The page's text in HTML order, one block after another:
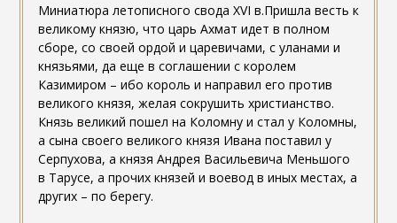
Миниатюра летописного свода XVI в.Пришла весть к
великому князю, что царь Ахмат идет в полном
сборе, со своей ордой и царевичами, с уланами и
князьями, да еще в соглашении с королем
Казимиром – ибо король и направил его против
великого князя, желая сокрушить христианство.
Князь великий пошел на Коломну и стал у Коломны,
а сына своего великого князя Ивана поставил у
Серпухова, а князя Андрея Васильевича Меньшого
в Тарусе, а прочих князей и воевод в иных местах, а
других – по берегу.